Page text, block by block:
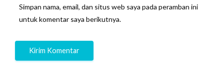
Simpan nama, email, dan situs web saya pada peramban ini
untuk komentar saya berikutnya.